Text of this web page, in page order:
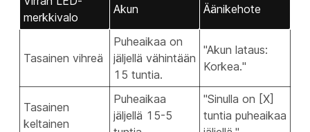
merkkivalo
Akun Äänikehote
Tasainen vihreä
Puheaikaa on
jäljellä vähintään
15 tuntia.
"Akun lataus:
Korkea."
Tasainen
keltainen
Puheaikaa
jäljellä 15-5
"Sinulla on [X]
tuntia puheaikaa